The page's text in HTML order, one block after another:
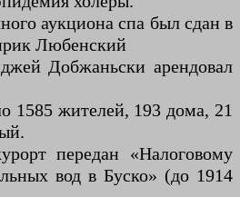
аукциона спа был сдан в
Любенский
Добжаньски арендовал
1585 жителей, 193 дома, 21
передан «Налоговому
вод в Буско» (до 1914